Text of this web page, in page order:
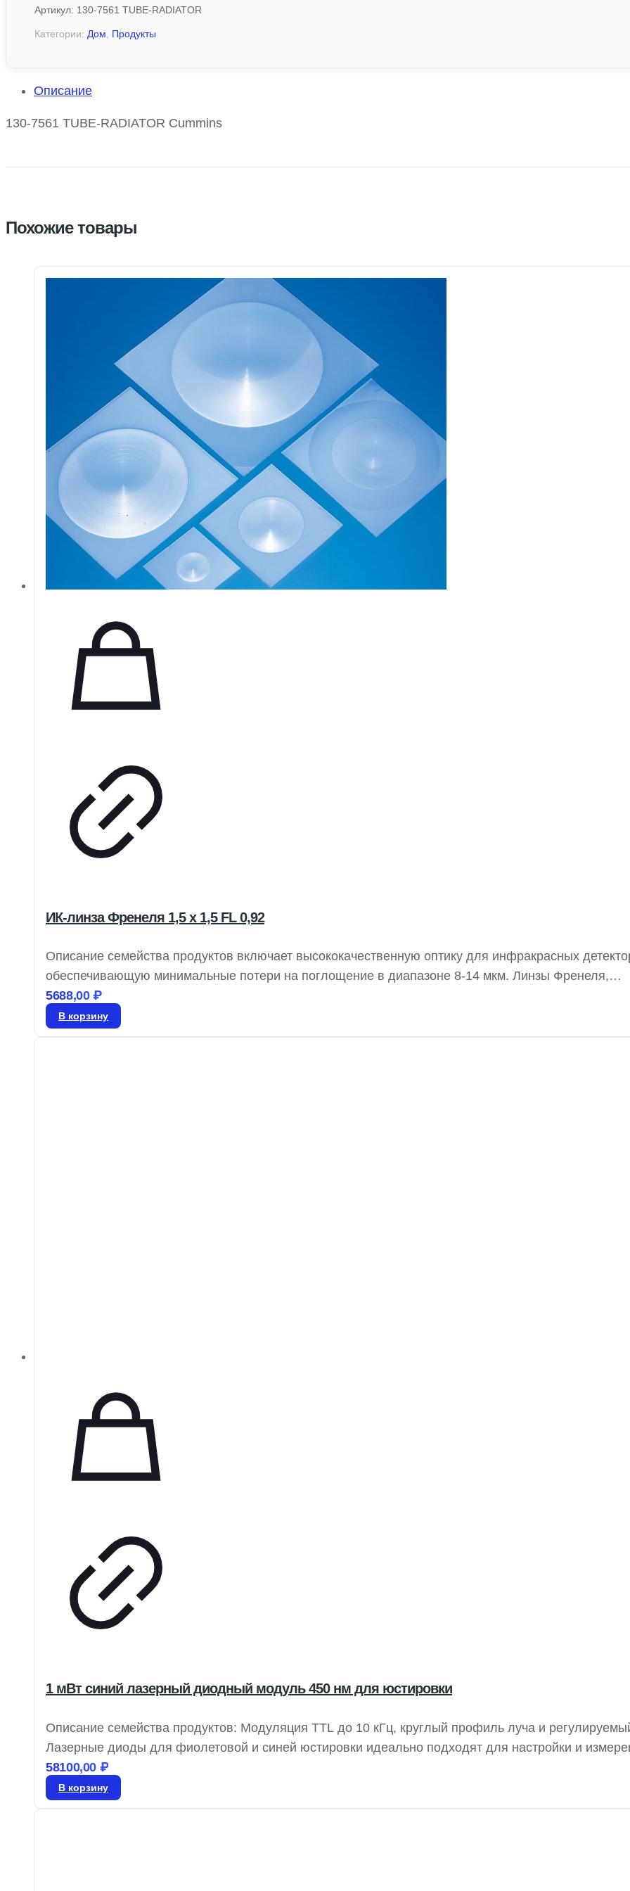
Артикул: 130-7561 TUBE-RADIATOR
Категории: Дом, Продукты
Описание
130-7561 TUBE-RADIATOR Cummins
Похожие товары
ИК-линза Френеля 1,5 x 1,5 FL 0,92
Описание семейства продуктов включает высококачественную оптику для инфракрасных
обеспечивающую минимальные потери на поглощение в диапазоне 8-14 мкм. Линзы Френеля,
изготовленные из гибкого молочно-белого пластика толщиной 0,015 фута (0,457 мм), предлагают
преимущества, такие как минимальные потери на поглощение в указанном диапазоне, тонкость с
5688,00₽
В корзину
1 мВт синий лазерный диодный модуль 450 нм для юстировки
Описание семейства продуктов: Модуляция TTL до 10 кГц, круглый профиль луча и
Лазерные диоды для фиолетовой и синей юстировки идеально подходят для настройки и
выходной мощностью от 1 до 100 мВт, эти лазеры часто используются в визуальных системах и
монохроматическом зрении.
58100,00 ₽
В корзину